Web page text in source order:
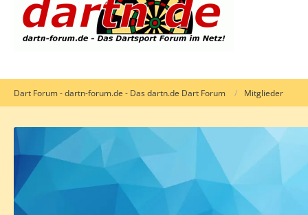
Dart Forum - dartn-forum.de - Das dartn.de Dart Forum Mitglieder